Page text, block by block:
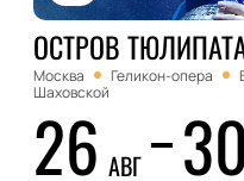
ОСТРОВ
Москва Геликон-опера
Шаховской
26 АВГ 30